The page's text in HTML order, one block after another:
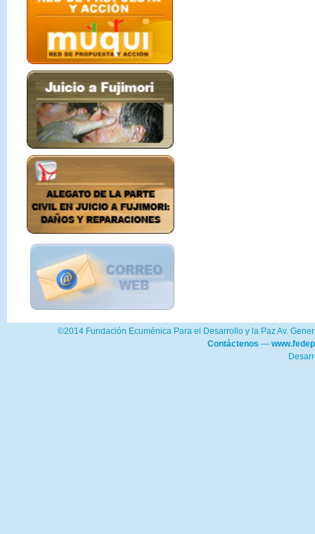
©2014 Fundación Ecuménica Para el Desarrollo y la Paz Av.
Contáctenos —